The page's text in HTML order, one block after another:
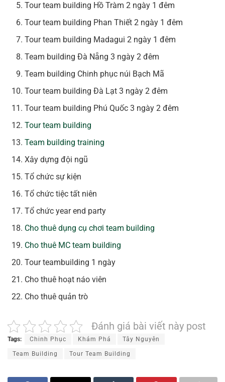
Tour team building Hồ Tràm 2 ngày 1 đêm
Tour team building Phan Thiết 2 ngày 1 đêm
Tour team building Madagui 2 ngày 1 đêm
Team building Đà Nẵng 3 ngày 2 đêm
Team building Chinh phục núi Bạch Mã
Tour team building Đà Lạt 3 ngày 2 đêm
Tour team building Phú Quốc 3 ngày 2 đêm
Tour team building
Team building training
Xây dựng đội ngũ
Tổ chức sự kiện
Tổ chức tiệc tất niên
Tổ chức year end party
Cho thuê dụng cụ chơi team building
Cho thuê MC team building
Tour teambuilding 1 ngày
Cho thuê hoạt náo viên
Cho thuê quản trò
Đánh giá bài viết này post
Tags: Chinh Phục Khám Phá Tây Nguyên
Team Building Tour Team Building